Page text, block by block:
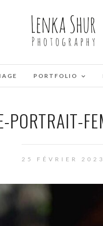
PORTFOLIO
PORTRAIT-
25 FÉVRIER 2023